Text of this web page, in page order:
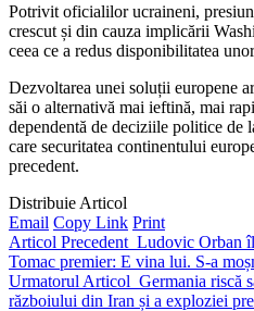
Potrivit oficialilor ucraineni,
crescut și din cauza implicării
ceea ce a redus disponibilitatea
Dezvoltarea unei soluții europene
săi o alternativă mai ieftină, mai
dependentă de deciziile politice de
care securitatea continentului
precedent.
Distribuie Articol
Email Copy Link Print
Articol Precedent Ludovic Orban
Tomac premier: E vina lui. S-a
Urmatorul Articol Germania riscă
războiului din Iran și a exploziei